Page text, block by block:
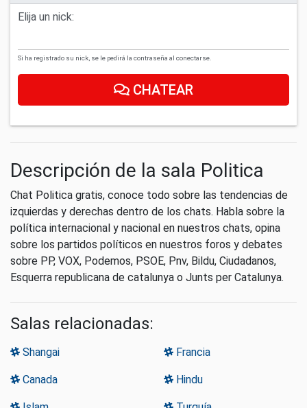
Elija un nick:
Si ha registrado su nick, se le pedirá la contraseña al conectarse.
CHATEAR
Descripción de la sala Politica
Chat Politica gratis, conoce todo sobre las tendencias de
izquierdas y derechas dentro de los chats. Habla sobre la
política internacional y nacional en nuestros chats, opina
sobre los partidos políticos en nuestros foros y debates
sobre PP, VOX, Podemos, PSOE, Pnv, Bildu, Ciudadanos,
Esquerra republicana de catalunya o Junts per Catalunya.
Salas relacionadas:
Shangai Francia
Canada Hindu